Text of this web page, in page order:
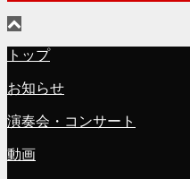
トップ
お知らせ
演奏会・コンサート
動画